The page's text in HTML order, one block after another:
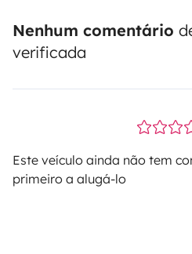
Nenhum comentário
verificada
Este veículo ainda não tem
primeiro a alugá-lo